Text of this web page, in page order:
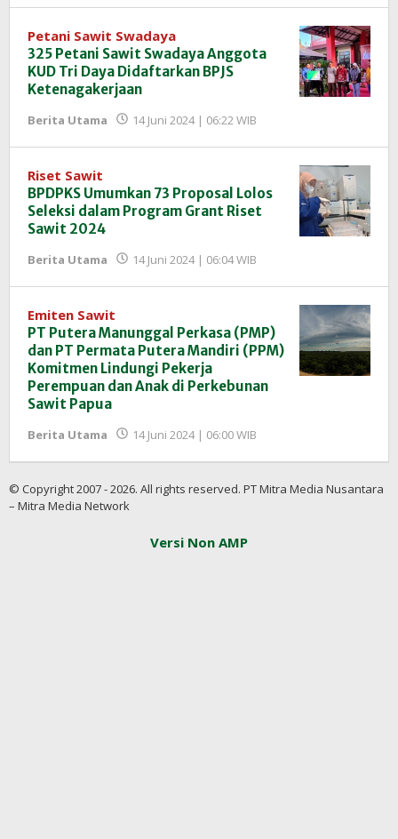
Petani Sawit Swadaya
325 Petani Sawit Swadaya Anggota
KUD Tri Daya Didaftarkan BPJS
Ketenagakerjaan
Berita Utama 14 Juni 2024 | 06:22 WIB
InfoSAWIT
Riset Sawit
BPDPKS Umumkan 73 Proposal Lolos
Seleksi dalam Program Grant Riset
Sawit 2024
Berita Utama 14 Juni 2024 | 06:04 WIB
InfoSAWIT
Emiten Sawit
PT Putera Manunggal Perkasa (PMP)
dan PT Permata Putera Mandiri (PPM)
Komitmen Lindungi Pekerja
Perempuan dan Anak di Perkebunan
Sawit Papua
Berita Utama 14 Juni 2024 | 06:00 WIB
InfoSAWIT
© Copyright 2007 - 2026. All rights reserved. PT Mitra Media Nusantara
– Mitra Media Network
Versi Non AMP